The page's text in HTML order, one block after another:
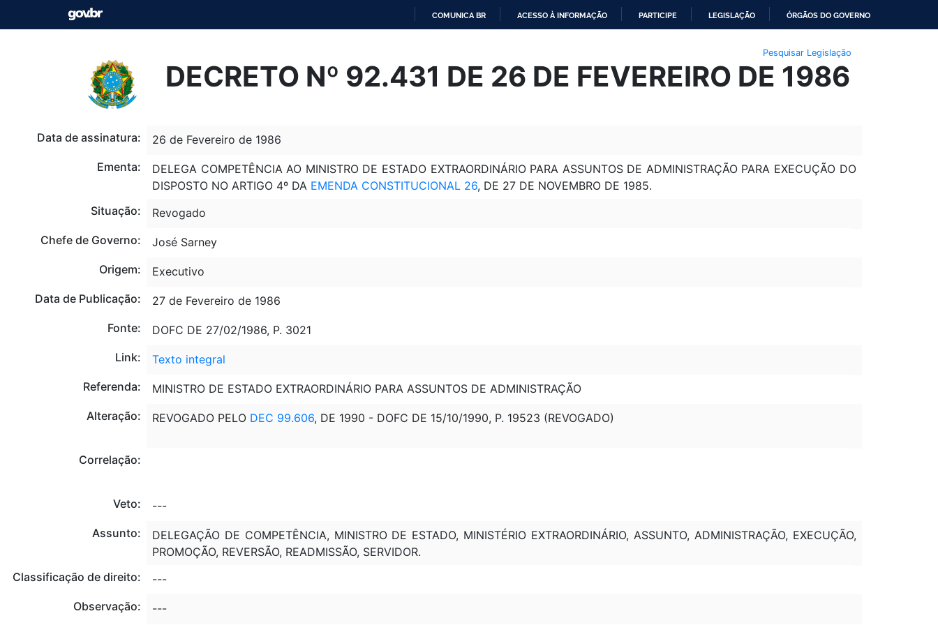
O
CONTEÚDO
COMUNICA BR ACESSO À INFORMAÇÃO PARTICIPE LEGISLAÇÃO ÓRGÃOS DO GOVERNO
Pesquisar Legislação
DECRETO Nº 92.431 DE 26 DE FEVEREIRO DE 1986
Data de assinatura:
26 de Fevereiro de 1986
Ementa:
DELEGA COMPETÊNCIA AO MINISTRO DE ESTADO EXTRAORDINÁRIO PARA ASSUNTOS DE ADMINISTRAÇÃO PARA EXECUÇÃO DO
DISPOSTO NO ARTIGO 4º DA EMENDA CONSTITUCIONAL 26, DE 27 DE NOVEMBRO DE 1985.
Situação:
Revogado
Chefe de Governo:
José Sarney
Origem:
Executivo
Data de Publicação:
27 de Fevereiro de 1986
Fonte:
DOFC DE 27/02/1986, P. 3021
Link:
Texto integral
Referenda:
MINISTRO DE ESTADO EXTRAORDINÁRIO PARA ASSUNTOS DE ADMINISTRAÇÃO
Alteração:
REVOGADO PELO DEC 99.606, DE 1990 - DOFC DE 15/10/1990, P. 19523 (REVOGADO)
Correlação:
Veto:
---
Assunto:
DELEGAÇÃO DE COMPETÊNCIA, MINISTRO DE ESTADO, MINISTÉRIO EXTRAORDINÁRIO, ASSUNTO, ADMINISTRAÇÃO, EXECUÇÃO,
PROMOÇÃO, REVERSÃO, READMISSÃO, SERVIDOR.
Classificação de direito:
---
Observação:
---